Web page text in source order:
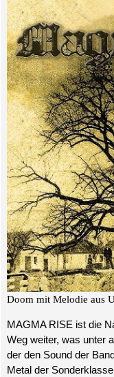
Doom mit Melodie aus
MAGMA RISE ist die
Weg weiter, was unter
der den Sound der
Metal der